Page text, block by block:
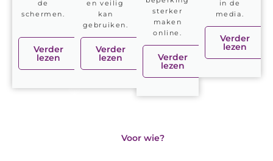
de
schermen.
Verder
lezen
en veilig
kan
gebruiken.
Verder
lezen
sterker
maken
online.
Verder
lezen
in de
media.
Verder
lezen
Voor wie?